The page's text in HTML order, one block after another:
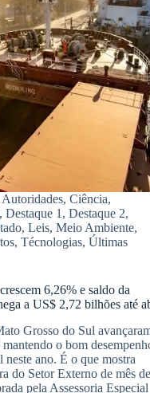
Autoridades, Ciência,
, Destaque 1 , Destaque 2,
, Leis, Meio Ambiente,
, Técnologias, Últimas
6,26% e saldo da
a US$ 2,72 bilhões até
Grosso do Sul
o bom
neste ano. É o que mostra
do Setor Externo de mês de
pela Assessoria Especial